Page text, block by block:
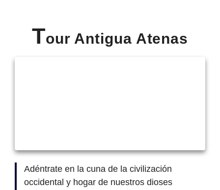
Tour Antigua Atenas
Adéntrate en la cuna de la civilización
occidental y hogar de nuestros dioses